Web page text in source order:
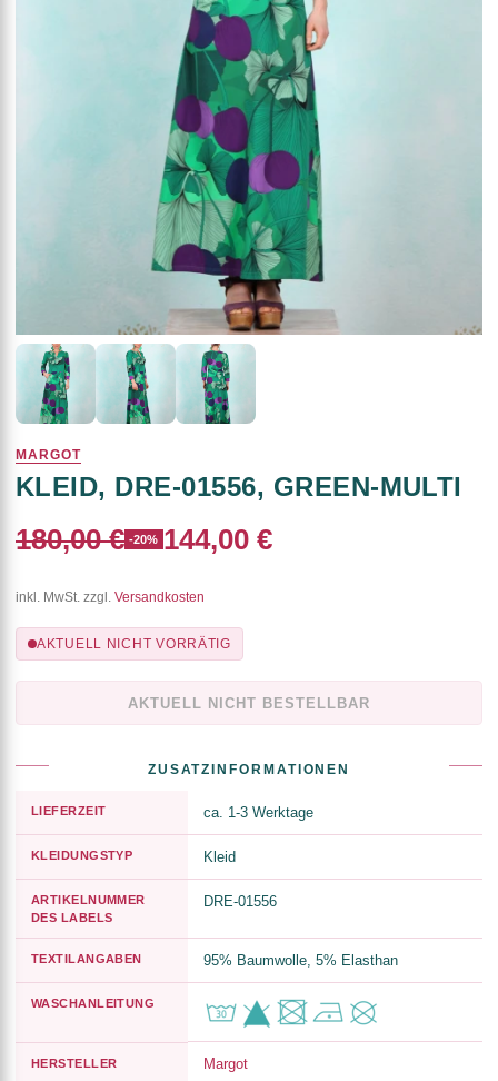
MARGOT
KLEID, DRE-01556, GREEN-MULTI
180,00 € -20% 144,00 €
inkl. MwSt. zzgl. Versandkosten
AKTUELL NICHT VORRÄTIG
AKTUELL NICHT BESTELLBAR
ZUSATZINFORMATIONEN
LIEFERZEIT ca. 1-3 Werktage
KLEIDUNGSTYP Kleid
ARTIKELNUMMER
DES LABELS
DRE-01556
TEXTILANGABEN 95% Baumwolle, 5% Elasthan
WASCHANLEITUNG
HERSTELLER Margot